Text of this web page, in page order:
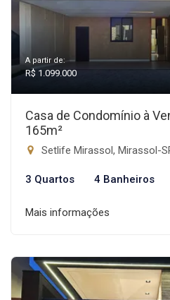
A partir de:
R$ 1.099.000
Casa de Condomínio à
165m²
Setlife Mirassol, Mirassol-
3 Quartos 4 Banheiros
Mais informações